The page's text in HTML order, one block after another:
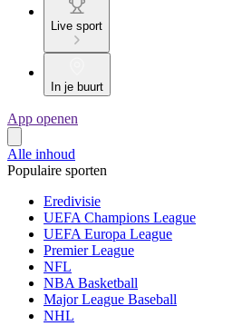
Live sport
In je buurt
App openen
Alle inhoud
Populaire sporten
Eredivisie
UEFA Champions League
UEFA Europa League
Premier League
NFL
NBA Basketball
Major League Baseball
NHL